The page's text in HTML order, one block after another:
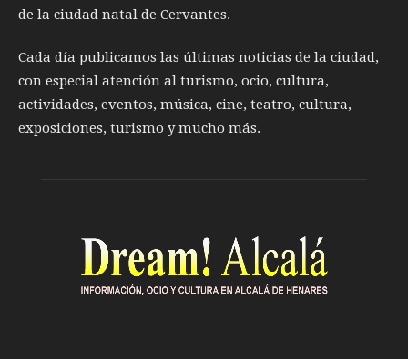
de la ciudad natal de Cervantes.
Cada día publicamos las últimas noticias de la ciudad,
con especial atención al turismo, ocio, cultura,
actividades, eventos, música, cine, teatro, cultura,
exposiciones, turismo y mucho más.